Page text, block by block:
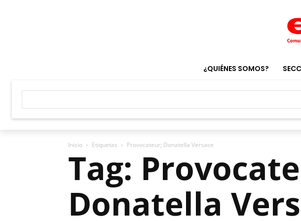
¿QUIÉNES SOMOS?
Inicio Etiquetas Provocateur; Donatella Versace
Tag:
Donatella